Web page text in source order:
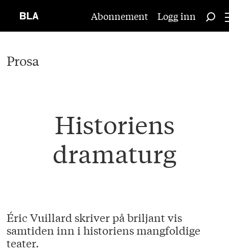
Abonnement Logg inn
Prosa
Historiens
dramaturg
Éric Vuillard skriver på briljant vis
samtiden inn i historiens mangfoldige
teater.